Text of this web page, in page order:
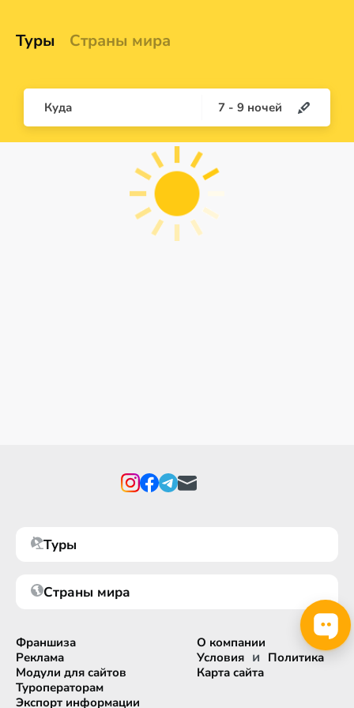
Туры Страны мира
Куда 7 - 9 ночей
Туры
Страны мира
Франшиза
Реклама
Модули для сайтов
Туроператорам
Экспорт информации
О компании
Условия и Политика
Карта сайта